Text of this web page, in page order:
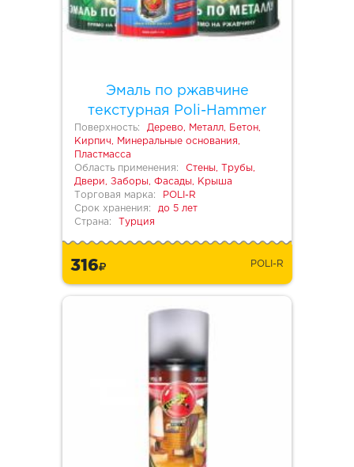
Эмаль по ржавчине
текстурная Poli-Hammer
Поверхность:
Дерево, Металл, Бетон,
Кирпич, Минеральные основания,
Пластмасса
Область применения:
Стены, Трубы,
Двери, Заборы, Фасады, Крыша
Торговая марка:
POLI-R
Срок хранения:
до 5 лет
Страна:
Турция
316 POLI-R